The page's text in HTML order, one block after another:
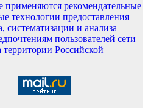
рекомендательные
технологии предоставления
систематизации и анализа
пользователей сети
Российской